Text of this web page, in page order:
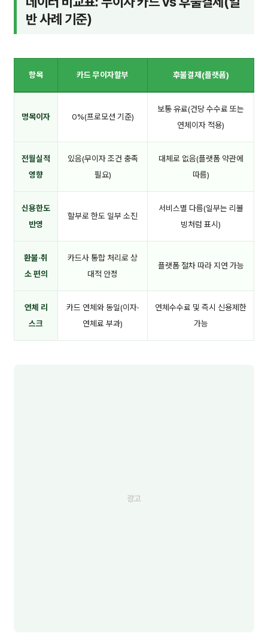
반 사례 기준)
항목 카드 무이자할부 후불결제(플랫폼)
명목이자 0%(프로모션 기준)
보통 유료(건당 수수료 또는
연체이자 적용)
전월실적
영향
있음(무이자 조건 충족
필요)
대체로 없음(플랫폼 약관에
따름)
신용한도
반영
할부로 한도 일부 소진
서비스별 다름(일부는 리볼
빙처럼 표시)
환불·취
소 편의
카드사 통합 처리로 상
대적 안정
플랫폼 절차 따라 지연 가능
연체 리
스크
카드 연체와 동일(이자·
연체료 부과)
연체수수료 및 즉시 신용제한
가능